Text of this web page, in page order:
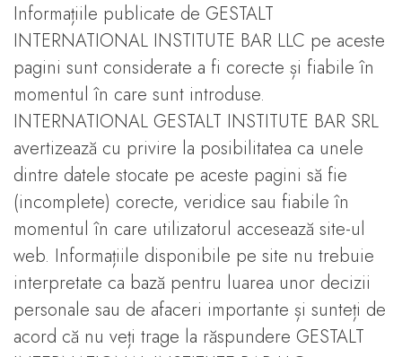
Informațiile publicate de GESTALT
INTERNATIONAL INSTITUTE BAR LLC pe aceste
pagini sunt considerate a fi corecte și fiabile în
momentul în care sunt introduse.
INTERNATIONAL GESTALT INSTITUTE BAR SRL
avertizează cu privire la posibilitatea ca unele
dintre datele stocate pe aceste pagini să fie
(incomplete) corecte, veridice sau fiabile în
momentul în care utilizatorul accesează site-ul
web. Informațiile disponibile pe site nu trebuie
interpretate ca bază pentru luarea unor decizii
personale sau de afaceri importante și sunteți de
acord că nu veți trage la răspundere GESTALT